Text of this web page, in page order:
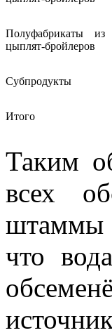
Полуфабрикаты из
цыплят-бройлеров
Субпродукты
Итого
Таким
всех
штаммы
что